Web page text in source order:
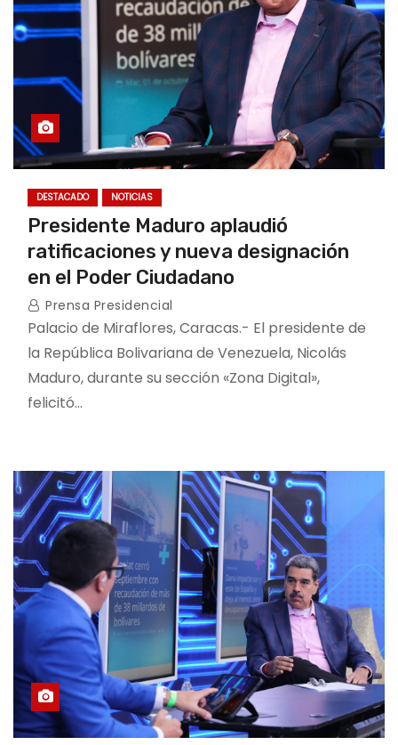
DESTACADO NOTICIAS
Presidente Maduro aplaudió
ratificaciones y nueva designación
en el Poder Ciudadano
Prensa Presidencial
Palacio de Miraflores, Caracas.- El presidente de
la República Bolivariana de Venezuela, Nicolás
Maduro, durante su sección «Zona Digital»,
felicitó…